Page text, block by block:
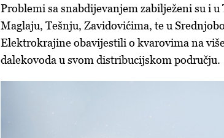
Problemi sa snabdijevanjem zabilježeni su i
Maglaju, Tešnju, Zavidovićima, te u
Elektrokrajine obavijestili o kvarovima na
dalekovoda u svom distribucijskom području.